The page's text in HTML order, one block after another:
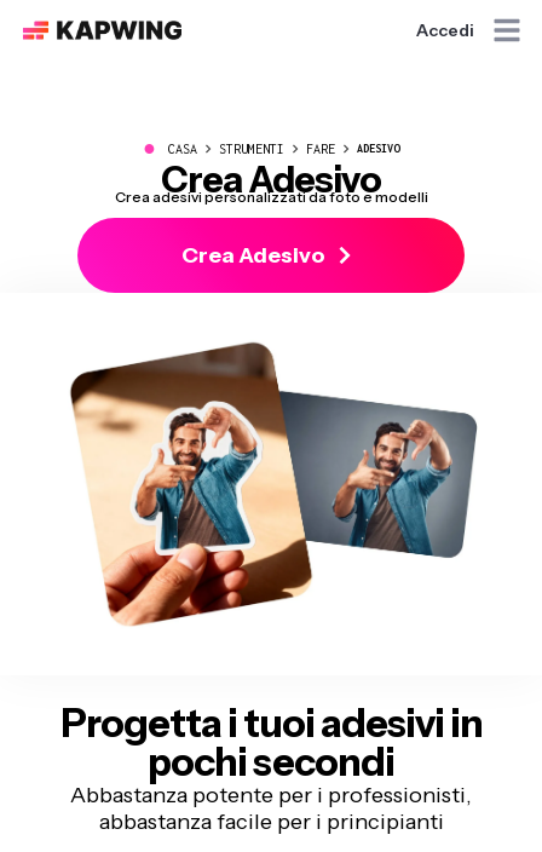
Accedi
● CASA STRUMENTI FARE ADESIVO
Crea Adesivo
Crea adesivi personalizzati da foto e modelli
Crea Adesivo
Progetta i tuoi adesivi in
pochi secondi
Abbastanza potente per i professionisti,
abbastanza facile per i principianti